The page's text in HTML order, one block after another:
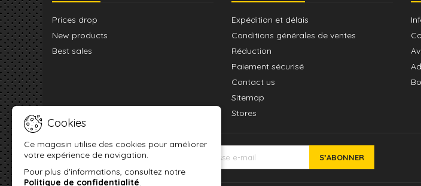
Prices drop
New products
Best sales
Expédition et délais
Conditions générales de ventes
Réduction
Paiement sécurisé
Contact us
Sitemap
Stores
Cookies
Ce magasin utilise des cookies pour améliorer
votre expérience de navigation.
Pour plus d'informations, consultez notre
Politique de confidentialité.
LETTRE D'INFORMATIONS